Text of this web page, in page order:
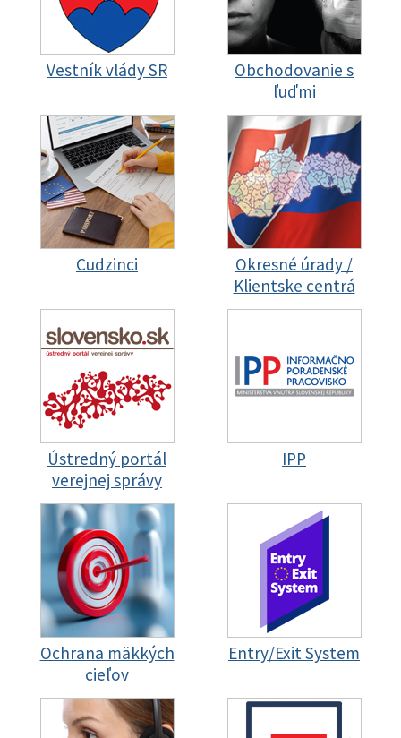
Vestník vlády SR
Obchodovanie s
ľuďmi
Cudzinci
Okresné úrady /
Klientske centrá
Ústredný portál
verejnej správy
IPP
Ochrana mäkkých
cieľov
Entry/Exit System